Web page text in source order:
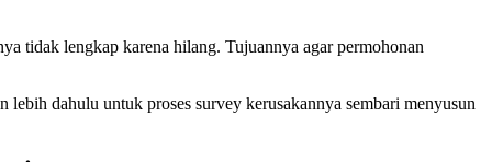
tidak lengkap karena hilang. Tujuannya agar permohonan
dahulu untuk proses survey kerusakannya sembari menyusun